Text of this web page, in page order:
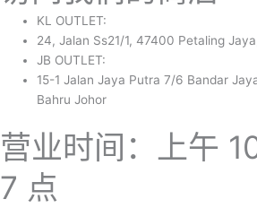
KL OUTLET:
24, Jalan Ss21/1, 47400 Petaling
JB OUTLET:
15-1 Jalan Jaya Putra 7/6 Bandar
Bahru Johor
营业时间：上午
7 点